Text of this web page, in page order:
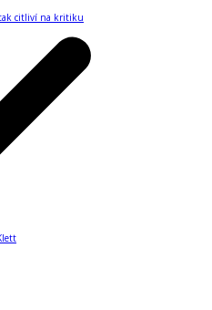
tak citliví na kritiku